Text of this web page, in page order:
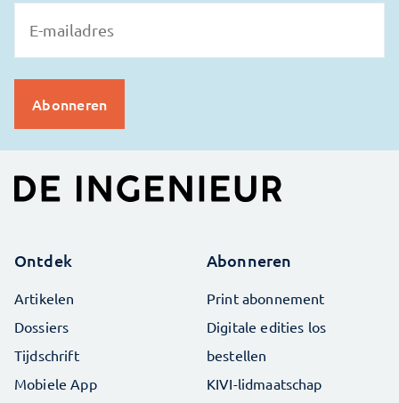
Ontdek
Artikelen
Dossiers
Tijdschrift
Mobiele App
Abonneren
Print abonnement
Digitale edities los
bestellen
KIVI-lidmaatschap